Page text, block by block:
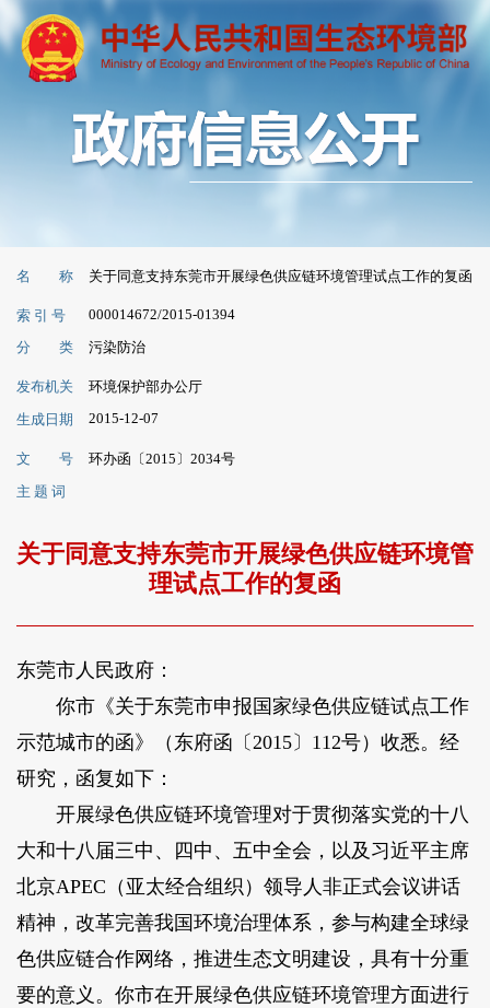
名 称 关于同意支持东莞市开展绿色供应链环境管理试点工作的复函
索 引 号 000014672/2015-01394
分 类 污染防治
发布机关
环境保护部办公厅
生成日期
2015-12-07
文 号
环办函〔2015〕2034号
主 题 词
关于同意支持东莞市开展绿色供应链环境管
理试点工作的复函
东莞市人民政府：
你市《关于东莞市申报国家绿色供应链试点工作
示范城市的函》（东府函〔2015〕112号）收悉。经
研究，函复如下：
开展绿色供应链环境管理对于贯彻落实党的十八
大和十八届三中、四中、五中全会，以及习近平主席
北京APEC（亚太经合组织）领导人非正式会议讲话
精神，改革完善我国环境治理体系，参与构建全球绿
色供应链合作网络，推进生态文明建设，具有十分重
要的意义。你市在开展绿色供应链环境管理方面进行